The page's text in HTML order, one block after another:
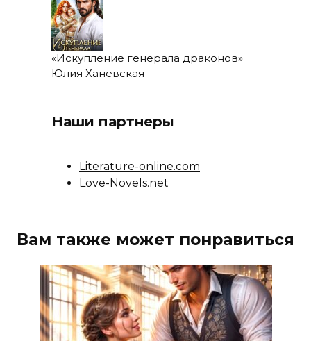
«Искупление генерала драконов»
Юлия Ханевская
Наши партнеры
Literature-online.com
Love-Novels.net
Вам также может понравиться